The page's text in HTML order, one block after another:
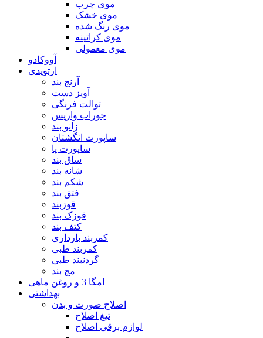
موی چرب
موی خشک
موی رنگ شده
موی کراتینه
موی معمولی
آووکادو
ارتوپدی
آرنج بند
آویز دست
توالت فرنگی
جوراب واریس
زانو بند
ساپورت انگشتان
ساپورت پا
ساق بند
شانه بند
شکم بند
فتق بند
قوزبند
قوزک بند
کتف بند
کمربند بارداری
کمربند طبی
گردنبند طبی
مچ بند
امگا 3 و روغن ماهی
بهداشتی
اصلاح صورت و بدن
تیغ اصلاح
لوازم برقی اصلاح